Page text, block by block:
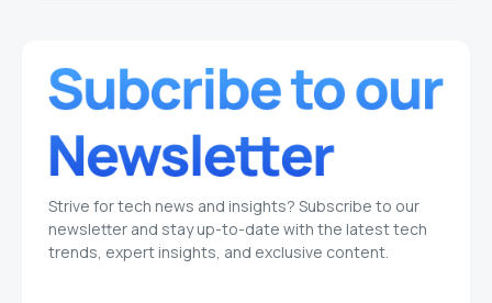
Strive for tech news and insights? Subscribe to our
newsletter and stay up-to-date with the latest tech
trends, expert insights, and exclusive content.